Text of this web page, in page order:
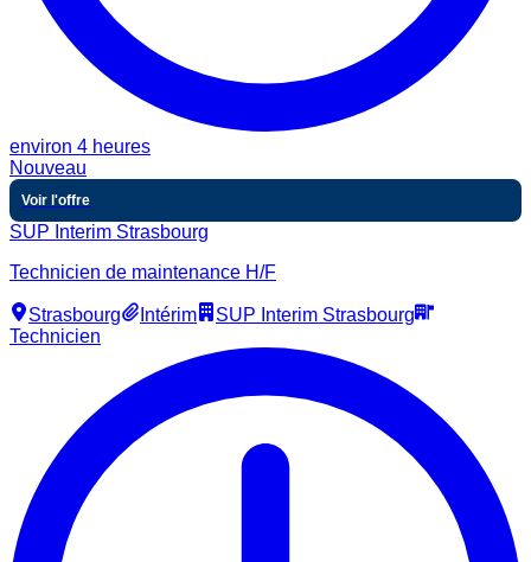
environ 4 heures
Nouveau
Voir l'offre
SUP Interim Strasbourg
Technicien de maintenance H/F
Strasbourg Intérim
SUP Interim Strasbourg
Technicien